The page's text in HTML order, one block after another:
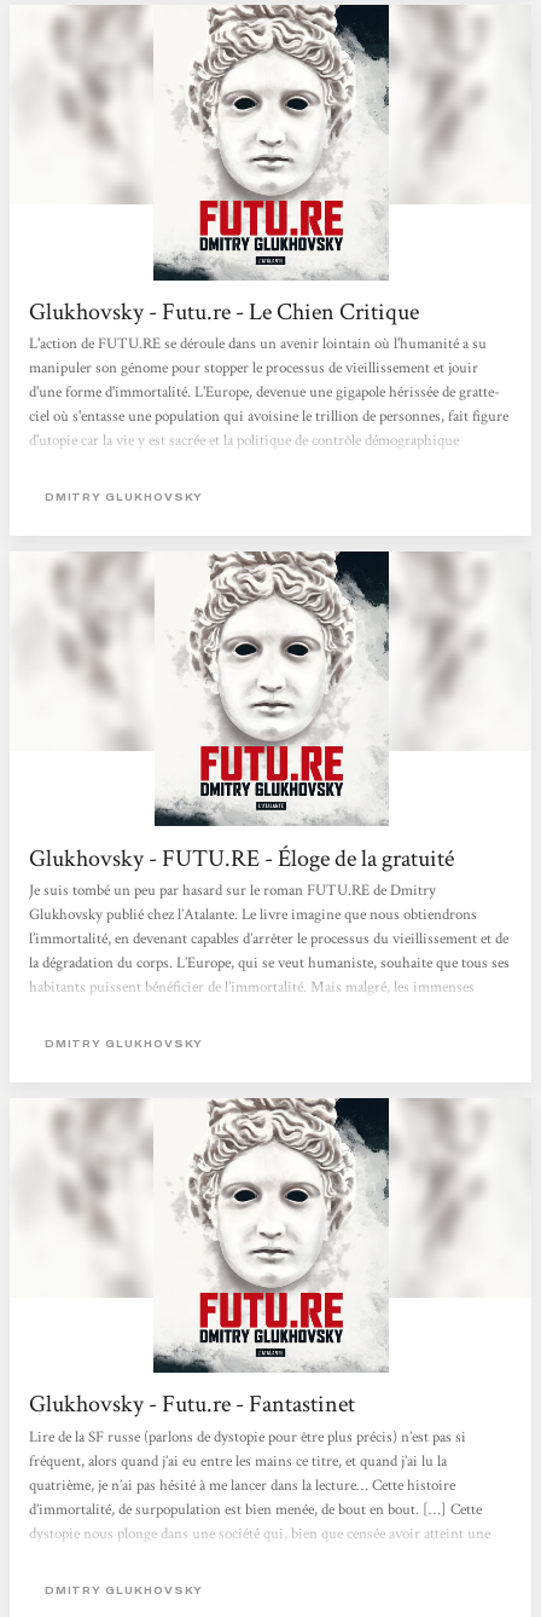
Glukhovsky - Futu.re - Le Chien Critique
L'action de FUTU.RE se déroule dans un avenir lointain où l'humanité a su
manipuler son génome pour stopper le processus de vieillissement et jouir
d'une forme d'immortalité. L'Europe, devenue une gigapole hérissée de gratte-
ciel où s'entasse une population qui avoisine le trillion de personnes, fait figure
d'utopie car la vie y est sacrée et la politique de contrôle démographique
déclarer la grossesse à l'État et désigner le parent qui recevra l'injection d'un
DMITRY GLUKHOVSKY
Glukhovsky - FUTU.RE - Éloge de la gratuité
Je suis tombé un peu par hasard sur le roman FUTU.RE de Dmitry
Glukhovsky publié chez l’Atalante. Le livre imagine que nous obtiendrons
l’immortalité, en devenant capables d’arrêter le processus du vieillissement et de
la dégradation du corps. L’Europe, qui se veut humaniste, souhaite que tous ses
habitants puissent bénéficier de l’immortalité. Mais malgré, les immenses
évidentes. Alors, dans ce monde surpeuplé d’immortels, l’Europe décide de
DMITRY GLUKHOVSKY
Glukhovsky - Futu.re - Fantastinet
Lire de la SF russe (parlons de dystopie pour être plus précis) n’est pas si
fréquent, alors quand j’ai eu entre les mains ce titre, et quand j’ai lu la
quatrième, je n’ai pas hésité à me lancer dans la lecture… Cette histoire
d’immortalité, de surpopulation est bien menée, de bout en bout. […] Cette
dystopie nous plonge dans une société qui, bien que censée avoir atteint une
entraînant, les propos tenus par Jan sont souvent durs, empreint d’une nouvelle
DMITRY GLUKHOVSKY